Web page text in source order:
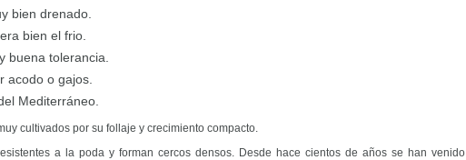
bien drenado.
bien el frio.
buena tolerancia.
acodo o gajos.
Mediterráneo.
cultivados por su follaje y crecimiento compacto.
a la poda y forman cercos densos. Desde hace cientos de años se han venido